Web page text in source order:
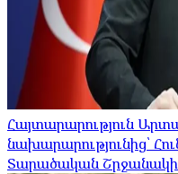
Հայտարարություն
նախարարությունից՝
Տարածական Շրջանակի